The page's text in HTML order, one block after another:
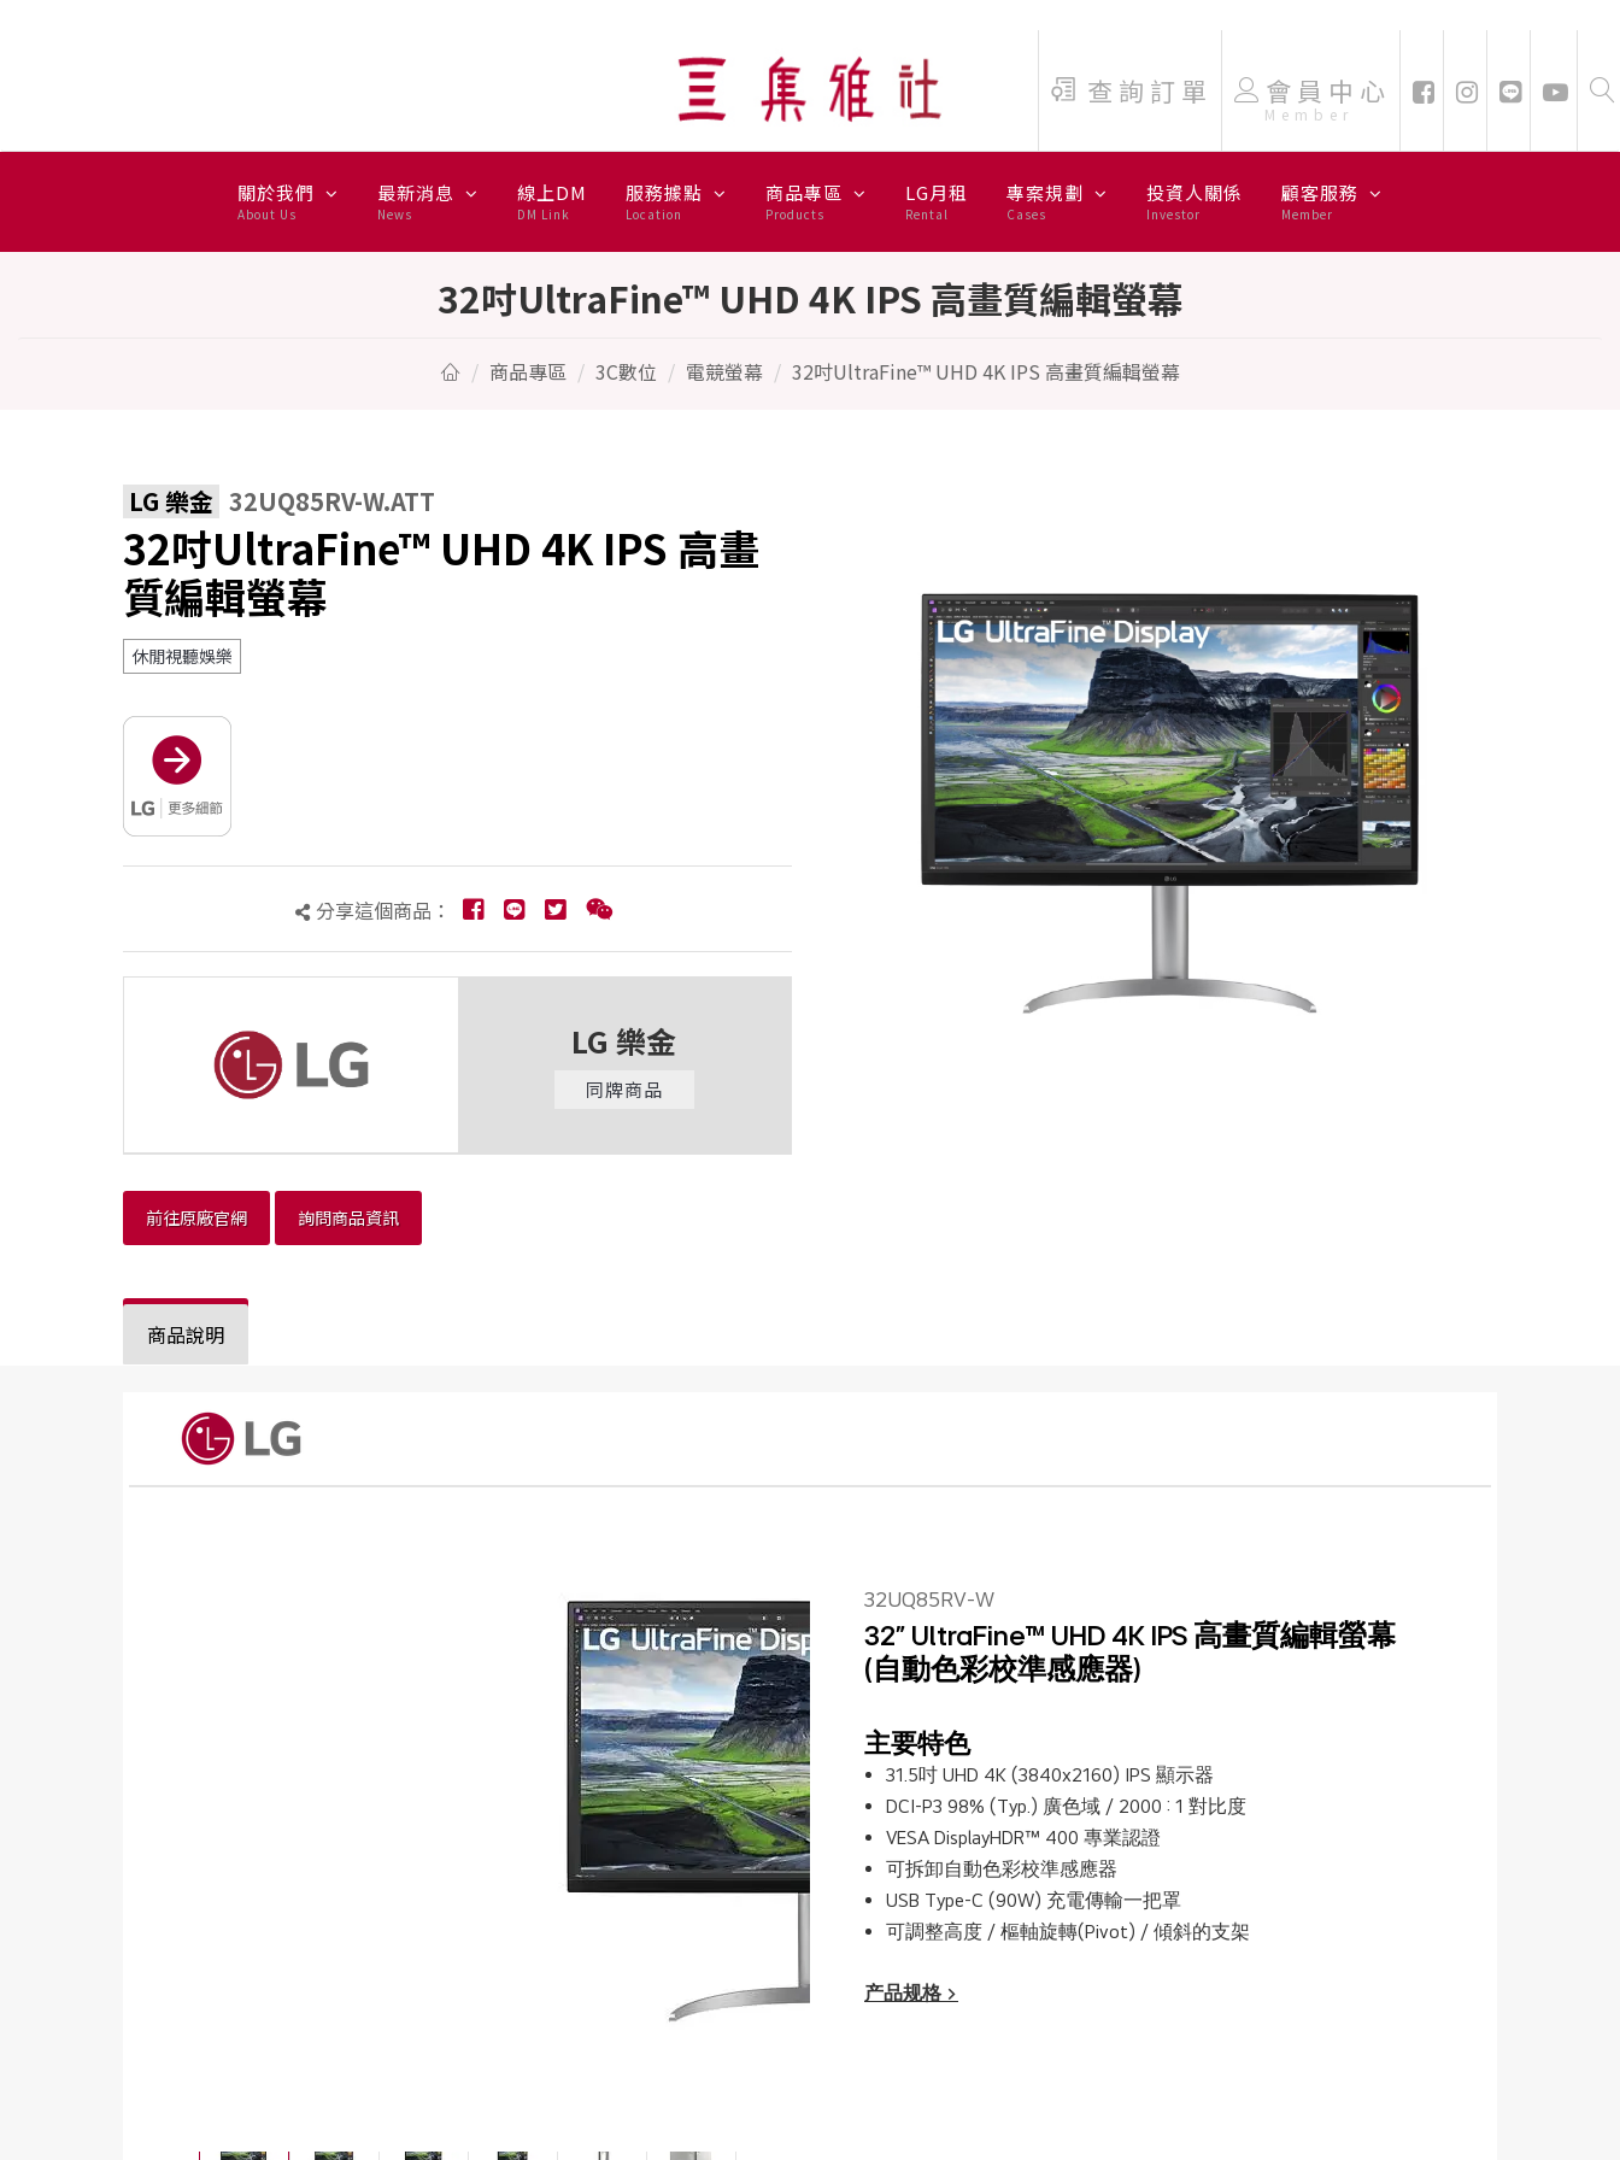
32吋UltraFine™ UHD 4K IPS 高畫質編輯螢幕 - LG 樂金
查詢訂單 會員中心
Member
關於我們
About Us
最新消息
News
線上DM
DM Link
服務據點
Location
商品專區
Products
LG月租
Rental
專案規劃
Cases
投資人關係
Investor
顧客服務
Member
32吋UltraFine™ UHD 4K IPS 高畫質編輯螢幕
商品專區 3C數位 電競螢幕 32吋UltraFine™ UHD 4K IPS 高畫質編輯螢幕
LG 樂金 32UQ85RV-W.ATT
32吋UltraFine™ UHD 4K IPS 高畫
質編輯螢幕
休閒視聽娛樂
分享這個商品：
LG 樂金
同牌商品
前往原廠官網 詢問商品資訊
商品說明
32UQ85RV-W
32" UltraFine™ UHD 4K IPS 高畫質編輯螢幕
(自動色彩校準感應器)
主要特色
31.5吋 UHD 4K (3840x2160) IPS 顯示器
DCI-P3 98% (Typ.) 廣色域 / 2000 : 1 對比度
VESA DisplayHDR™ 400 專業認證
可拆卸自動色彩校準感應器
USB Type-C (90W) 充電傳輸一把罩
可調整高度 / 樞軸旋轉(Pivot) / 傾斜的支架
产品规格 >